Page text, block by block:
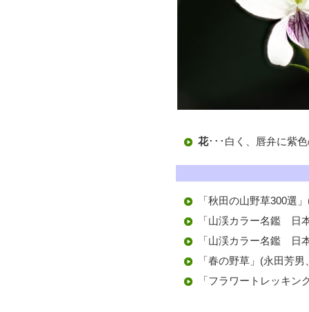
花･･･白く、唇弁に紫
「秋田の山野草300選
「山渓カラー名鑑 日
「山渓カラー名鑑 日
「春の野草」(永田芳
「フラワートレッキ